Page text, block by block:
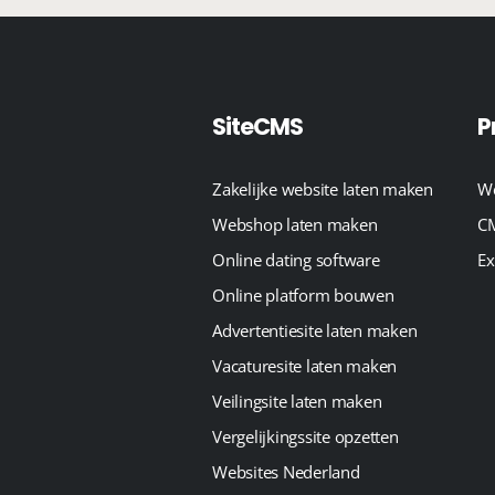
SiteCMS
Zakelijke website laten maken
Webshop laten maken
Online dating software
Online platform bouwen
Advertentiesite laten maken
Vacaturesite laten maken
Veilingsite laten maken
Vergelijkingssite opzetten
Websites Nederland